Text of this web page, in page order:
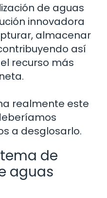
de aguas
innovadora
almacenar
así
recurso más
realmente este
a desglosarlo.
de
aguas